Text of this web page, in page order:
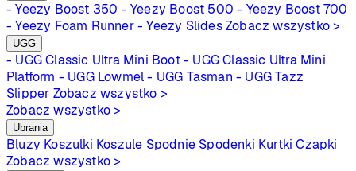
- Yeezy Boost 350 - Yeezy Boost 500 - Yeezy Boost 700
- Yeezy Foam Runner - Yeezy Slides Zobacz wszystko >
UGG
- UGG Classic Ultra Mini Boot - UGG Classic Ultra Mini
Platform - UGG Lowmel - UGG Tasman - UGG Tazz
Slipper Zobacz wszystko >
Zobacz wszystko >
Ubrania
Bluzy Koszulki Koszule Spodnie Spodenki Kurtki Czapki
Zobacz wszystko >